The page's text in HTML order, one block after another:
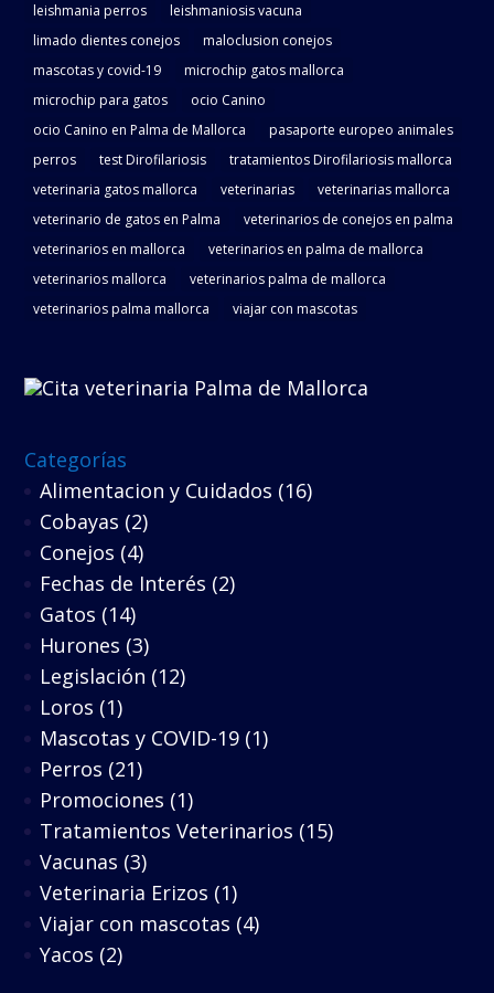
leishmania perros
leishmaniosis vacuna
limado dientes conejos
maloclusion conejos
mascotas y covid-19
microchip gatos mallorca
microchip para gatos
ocio Canino
ocio Canino en Palma de Mallorca
pasaporte europeo animales
perros
test Dirofilariosis
tratamientos Dirofilariosis mallorca
veterinaria gatos mallorca
veterinarias
veterinarias mallorca
veterinario de gatos en Palma
veterinarios de conejos en palma
veterinarios en mallorca
veterinarios en palma de mallorca
veterinarios mallorca
veterinarios palma de mallorca
veterinarios palma mallorca
viajar con mascotas
Categorías
Alimentacion y Cuidados (16)
Cobayas (2)
Conejos (4)
Fechas de Interés (2)
Gatos (14)
Hurones (3)
Legislación (12)
Loros (1)
Mascotas y COVID-19 (1)
Perros (21)
Promociones (1)
Tratamientos Veterinarios (15)
Vacunas (3)
Veterinaria Erizos (1)
Viajar con mascotas (4)
Yacos (2)